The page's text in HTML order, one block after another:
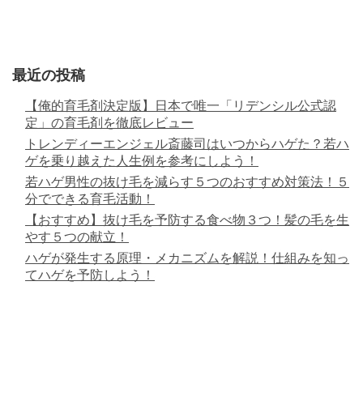
最近の投稿
【俺的育毛剤決定版】日本で唯一「リデンシル公式認
定」の育毛剤を徹底レビュー
トレンディーエンジェル斎藤司はいつからハゲた？若ハ
ゲを乗り越えた人生例を参考にしよう！
若ハゲ男性の抜け毛を減らす５つのおすすめ対策法！５
分でできる育毛活動！
【おすすめ】抜け毛を予防する食べ物３つ！髪の毛を生
やす５つの献立！
ハゲが発生する原理・メカニズムを解説！仕組みを知っ
てハゲを予防しよう！